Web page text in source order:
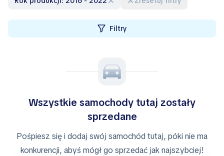
Filtry
Wszystkie samochody tutaj zostały
sprzedane
Pośpiesz się i dodaj swój samochód tutaj, póki nie ma
konkurencji, abyś mógł go sprzedać jak najszybciej!